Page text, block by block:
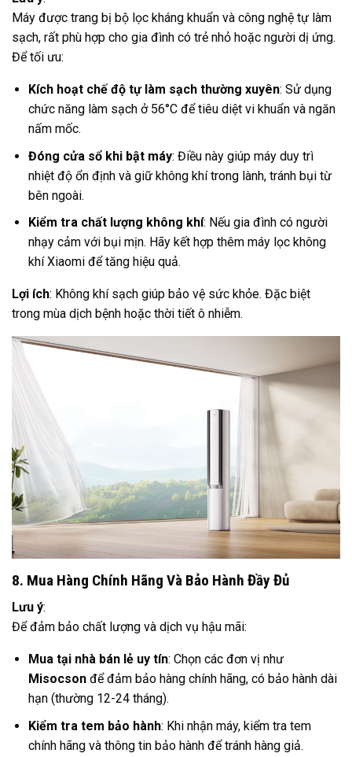
Máy được trang bị bộ lọc kháng khuẩn và công nghệ tự làm
sạch, rất phù hợp cho gia đình có trẻ nhỏ hoặc người dị ứng.
Để tối ưu:
Kích hoạt chế độ tự làm sạch thường xuyên: Sử dụng
chức năng làm sạch ở 56°C để tiêu diệt vi khuẩn và ngăn
nấm mốc.
Đóng cửa sổ khi bật máy: Điều này giúp máy duy trì
nhiệt độ ổn định và giữ không khí trong lành, tránh bụi từ
bên ngoài.
Kiểm tra chất lượng không khí: Nếu gia đình có người
nhạy cảm với bụi mịn. Hãy kết hợp thêm máy lọc không
khí Xiaomi để tăng hiệu quả.
Lợi ích: Không khí sạch giúp bảo vệ sức khỏe. Đặc biệt
trong mùa dịch bệnh hoặc thời tiết ô nhiễm.
8. Mua Hàng Chính Hãng Và Bảo Hành Đầy Đủ
Lưu ý:
Để đảm bảo chất lượng và dịch vụ hậu mãi:
Mua tại nhà bán lẻ uy tín: Chọn các đơn vị như
Misocsonđể đảm bảo hàng chính hãng, có bảo hành dài
hạn (thường 12-24 tháng).
Kiểm tra tem bảo hành: Khi nhận máy, kiểm tra tem
chính hãng và thông tin bảo hành để tránh hàng giả.